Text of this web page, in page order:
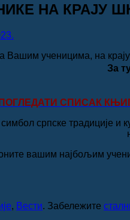
НА КРАЈУ
ученицима, на крају
За
СПИСАК
српске традиције и
вашим најбољим
, Вести. Забележите